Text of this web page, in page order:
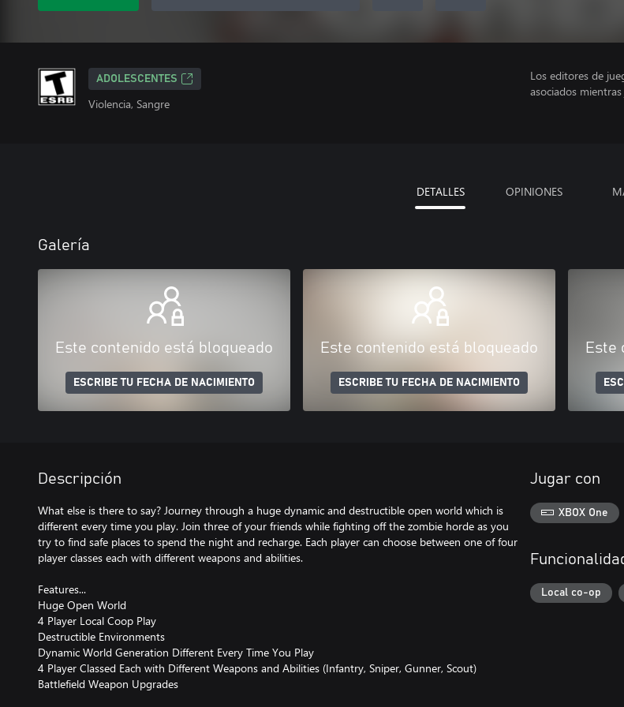
ADOLESCENTES
Violencia, Sangre
Los editores de
asociados mientras
DETALLES OPINIONES
Galería
Este contenido está bloqueado
ESCRIBE TU FECHA DE NACIMIENTO
Este contenido está bloqueado
ESCRIBE TU FECHA DE NACIMIENTO
Este
Descripción
What else is there to say? Journey through a huge dynamic and destructible open world which is
different every time you play. Join three of your friends while fighting off the zombie horde as you
try to find safe places to spend the night and recharge. Each player can choose between one of four
player classes each with different weapons and abilities.
Features...
Huge Open World
4 Player Local Coop Play
Destructible Environments
Dynamic World Generation Different Every Time You Play
4 Player Classed Each with Different Weapons and Abilities (Infantry, Sniper, Gunner, Scout)
Battlefield Weapon Upgrades
Jugar con
XBOX One
Local co-op